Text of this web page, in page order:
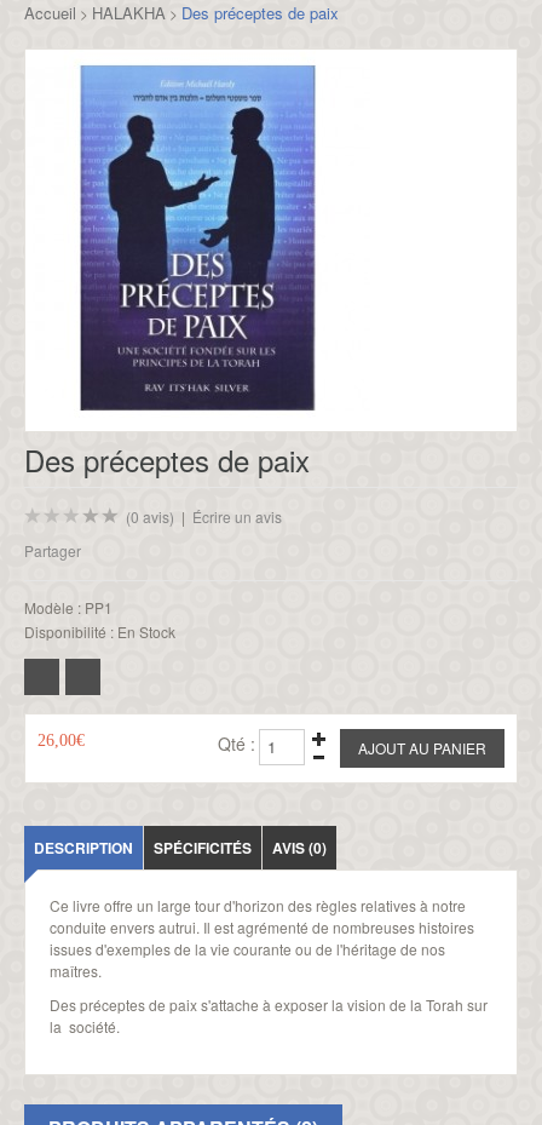
Accueil > HALAKHA > Des préceptes de paix
Des préceptes de paix
(0 avis) | Écrire un avis
Partager
Modèle : PP1
Disponibilité : En Stock
26,00€ Qté :
DESCRIPTION SPÉCIFICITÉS AVIS (0)
Ce livre offre un large tour d'horizon des règles relatives à notre
conduite envers autrui. Il est agrémenté de nombreuses histoires
issues d'exemples de la vie courante ou de l'héritage de nos
maîtres.
Des préceptes de paix s'attache à exposer la vision de la Torah sur
la société.